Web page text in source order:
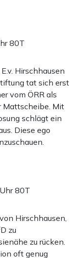
80T
Hirschhausen
tat sich erst
vom ÖRR als
Mattscheibe. Mit
schlägt ein
Diese ego
80T
Hirschhausen,
zu
zu rücken.
oft genug